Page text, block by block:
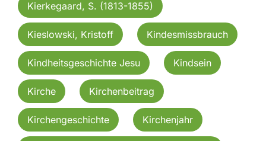
Kierkegaard, S. (1813-1855)
Kieslowski, Kristoff Kindesmissbrauch
Kindheitsgeschichte Jesu Kindsein
Kirche Kirchenbeitrag
Kirchengeschichte Kirchenjahr